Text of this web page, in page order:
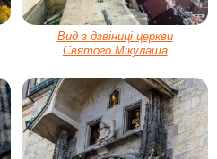
Вид з дзвіниці церкви
Святого Мікулаша